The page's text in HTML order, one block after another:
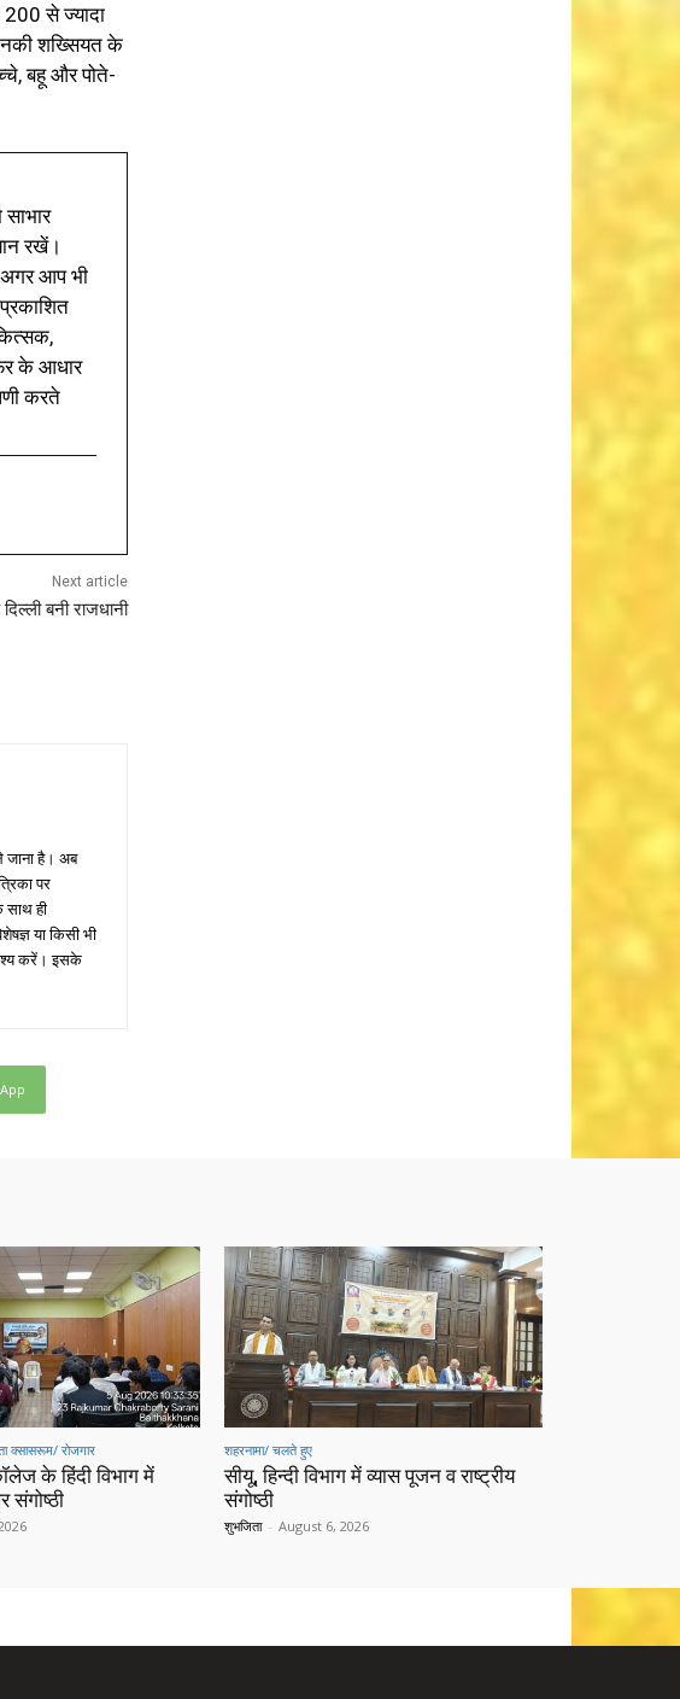
200 से ज्यादा
शख्सियत के
बहू और पोते-
रखें।
आप भी
के आधार
करते
Next article
बनी राजधानी
जाना है। अब
पर
ही
या किसी भी
करें। इसके
क्सासरूम/ रोजगार
के हिंदी विभाग में
शहरनामा/ चलते हुए
सीयू, हिन्दी विभाग में व्यास पूजन व राष्ट्रीय
संगोष्ठी
शुभजिता - August 6, 2026